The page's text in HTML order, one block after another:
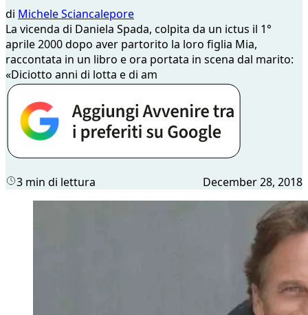
di Michele Sciancalepore
La vicenda di Daniela Spada, colpita da un ictus il 1°
aprile 2000 dopo aver partorito la loro figlia Mia,
raccontata in un libro e ora portata in scena dal marito:
«Diciotto anni di lotta e di am
3 min di lettura December 28, 2018